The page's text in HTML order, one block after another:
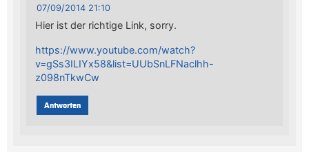
07/09/2014 21:10
Hier ist der richtige Link, sorry.
https://www.youtube.com/watch?
v=gSs3ILIYx58&list=UUbSnLFNaclhh-
z098nTkwCw
Antworten